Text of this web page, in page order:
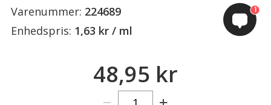
Varenummer: 224689
Enhedspris: 1,63 kr / ml
48,95 kr
1